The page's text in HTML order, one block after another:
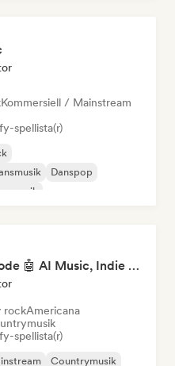
Kommersiell / Mainstream
spellista(r)
Danspop
musik
Pop Machine Mode 🤖 AI Music, Indie Pop & Dream Pop
rockAmericana
spellista(r)
Countrymusik